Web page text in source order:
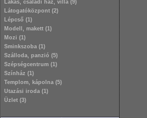
Lakás, családi ház, villa (9)
Látogatóközpont (2)
Lépcső (1)
Modell, makett (1)
Mozi (1)
Sminkszoba (1)
Szálloda, panzió (5)
Szépségcentrum (1)
Színház (1)
Templom, kápolna (5)
Utazási iroda (1)
Üzlet (3)